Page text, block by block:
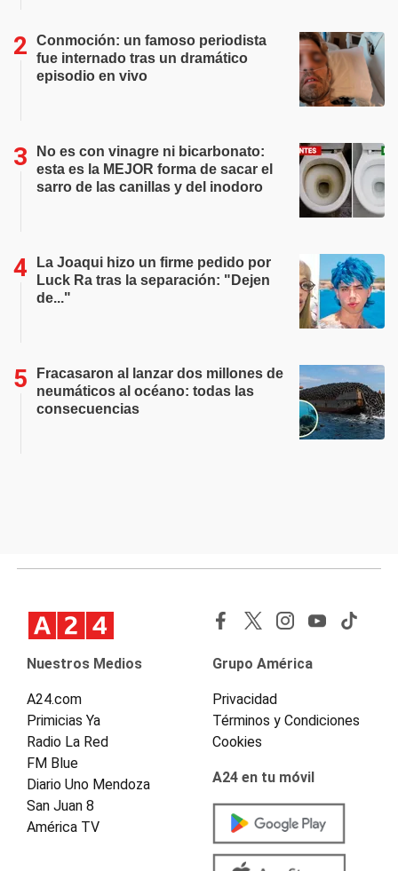
Conmoción: un famoso periodista
fue internado tras un dramático
episodio en vivo
No es con vinagre ni bicarbonato:
esta es la MEJOR forma de sacar el
sarro de las canillas y del inodoro
La Joaqui hizo un firme pedido por
Luck Ra tras la separación: "Dejen
de..."
Fracasaron al lanzar dos millones de
neumáticos al océano: todas las
consecuencias
Nuestros Medios
A24.com
Primicias Ya
Radio La Red
FM Blue
Diario Uno Mendoza
San Juan 8
América TV
Grupo América
Privacidad
Términos y Condiciones
Cookies
A24 en tu móvil